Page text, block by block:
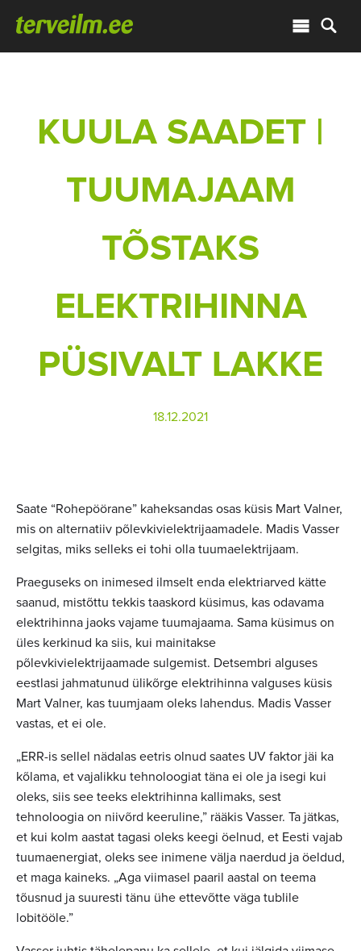
KUULA SAADET |
TUUMAJAAM
TÕSTAKS
ELEKTRIHINNA
PÜSIVALT LAKKE
18.12.2021
Saate “Rohepöörane” kaheksandas osas küsis Mart Valner,
mis on alternatiiv põlevkivielektrijaamadele. Madis Vasser
selgitas, miks selleks ei tohi olla tuumaelektrijaam.
Praeguseks on inimesed ilmselt enda elektriarved kätte
saanud, mistõttu tekkis taaskord küsimus, kas odavama
elektrihinna jaoks vajame tuumajaama. Sama küsimus on
üles kerkinud ka siis, kui mainitakse
põlevkivielektrijaamade sulgemist. Detsembri alguses
eestlasi jahmatunud ülikõrge elektrihinna valguses küsis
Mart Valner, kas tuumjaam oleks lahendus. Madis Vasser
vastas, et ei ole.
„ERR-is sellel nädalas eetris olnud saates UV faktor jäi ka
kõlama, et vajalikku tehnoloogiat täna ei ole ja isegi kui
oleks, siis see teeks elektrihinna kallimaks, sest
tehnoloogia on niivõrd keeruline,” rääkis Vasser. Ta jätkas,
et kui kolm aastat tagasi oleks keegi öelnud, et Eesti vajab
tuumaenergiat, oleks see inimene välja naerdud ja öeldud,
et maga kaineks. „Aga viimasel paaril aastal on teema
tõusnud ja suuresti tänu ühe ettevõtte väga tublile
lobitööle.”